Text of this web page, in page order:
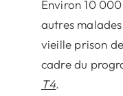
Environ 10
autres
vieille prison
cadre du
T4.